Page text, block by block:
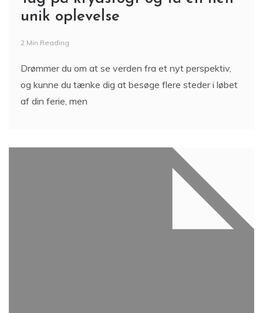
unik oplevelse
2 Min Reading
Drømmer du om at se verden fra et nyt perspektiv,
og kunne du tænke dig at besøge flere steder i løbet
af din ferie, men